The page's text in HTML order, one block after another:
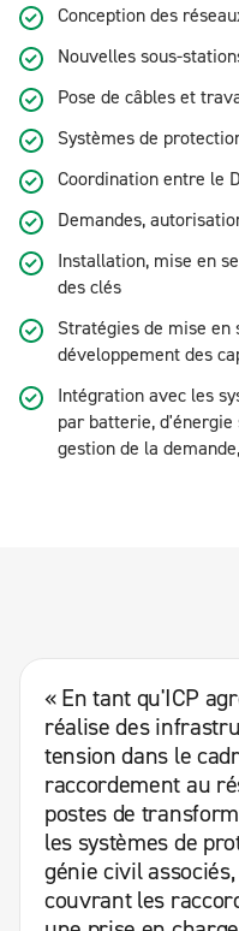
Conception des
Nouvelles sous-
Pose de câbles et
Systèmes de
Coordination entre le
Demandes,
Installation, mise en
des clés
Stratégies de mise
développement des
Intégration avec les
par batterie,
gestion de la
« En tant qu'ICP
réalise des
tension dans le
raccordement au
postes de
les systèmes de
génie civil
couvrant les